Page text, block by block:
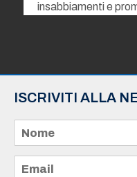
insabbiamenti e
ISCRIVITI ALLA
m
e